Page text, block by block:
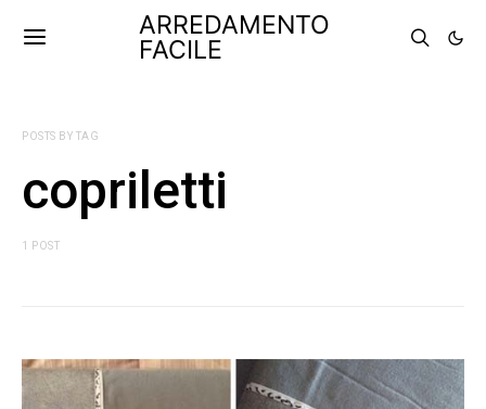
ARREDAMENTO
FACILE
POSTS BY TAG
copriletti
1 POST